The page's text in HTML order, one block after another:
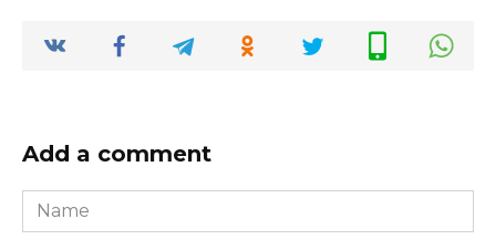
Add a comment
Name
*